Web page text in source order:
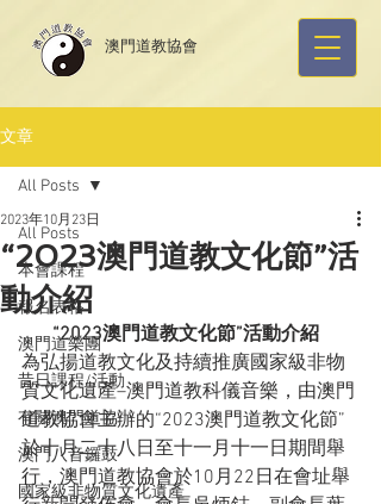
​澳門道教協會
文章
All Posts
本會課程
報名表格
澳門道樂團
昔日課程/活動
有關澳門道協
澳門八音鑼鼓
國家級非物質文化遺產
All Posts
“2023澳門道教文化節”活
動介紹
2023年10月23日
“2023澳門道教文化節”活動介紹
為弘揚道教文化及持續推廣國家級非物
質文化遺產–澳門道教科儀音樂，由澳門
道教協會主辦的“2023澳門道教文化節”
於十月二十八日至十一月十一日期間舉
行，澳門道教協會於10月22日在會址舉